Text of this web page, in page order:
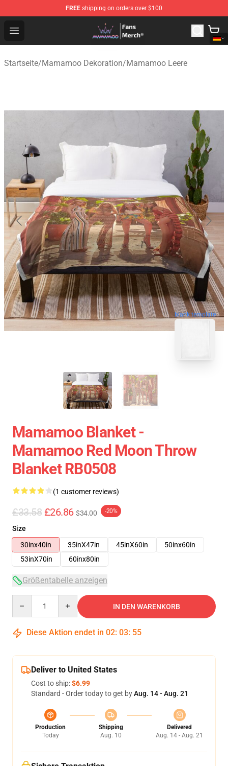
FREE shipping on orders over $100
Open menu
Mamamoo Store - Official Mamamoo Merchandise Shop
Startseite/Mamamoo Dekoration/Mamamoo Leere
blank template
Mamamoo Blanket -
Mamamoo Red Moon Throw
Blanket RB0508
(1 customer reviews)
£33.58 £26.86 $34.00 -20%
Size
30inx40in
35inX47in 45inX60in
50inx60in
53inX70in
60inx80in
Größentabelle anzeigen
IN DEN WARENKORB
Diese Aktion endet in 02: 03: 54
Deliver to United States
Cost to ship:$6.99
Standard - Order today to get byAug. 14 - Aug. 21
Production
Today
Shipping
Aug. 10
Delivered
Aug. 14 - Aug. 21